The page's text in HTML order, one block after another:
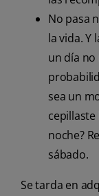
No pasa
la vida. Y
un día no
sea un
noche?
sábado.
Se tarda en